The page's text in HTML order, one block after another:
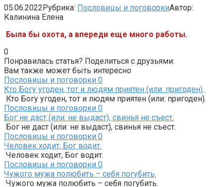
05.06.2022Рубрика: Пословицы и поговоркиАвтор:
Калинина Елена
Была бы охота, а впереди еще много работы.
0
Понравилась статья? Поделиться с друзьями:
Вам также может быть интересно
Пословицы и поговорки 0
Кто Богу угоден, тот и людям приятен (или: пригоден).
Кто Богу угоден, тот и людям приятен (или: пригоден).
Пословицы и поговорки 0
Бог не даст (или: не выдаст), свинья не съест.
Бог не даст (или: не выдаст), свинья не съест.
Пословицы и поговорки 0
Человек ходит, Бог водит.
Человек ходит, Бог водит.
Пословицы и поговорки 0
Чужого мужа полюбить – себя погубить.
Чужого мужа полюбить – себя погубить.